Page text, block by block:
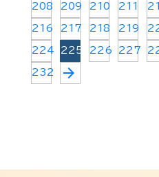
208 209 210 211
216 217 218 219
224 225 226 227
232 arrow_forward